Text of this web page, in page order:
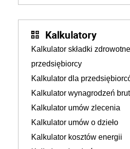
Kalkulatory
Kalkulator składki
przedsiębiorcy
Kalkulator dla
Kalkulator wynagrodzeń
Kalkulator umów zlecenia
Kalkulator umów o dzieło
Kalkulator kosztów energii